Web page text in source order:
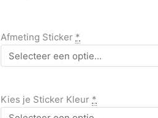
Afmeting Sticker *
Kies je Sticker Kleur *